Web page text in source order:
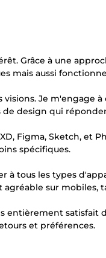
Grâce à une
mais aussi
visions. Je m'engage
design qui
Figma, Sketch, et
spécifiques.
tous les types
sur mobiles,
entièrement satisfait
et préférences.